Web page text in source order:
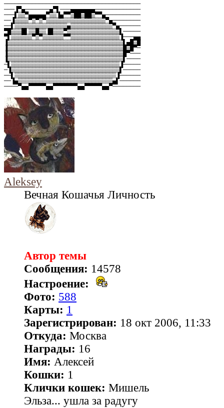
───────────────────────────────────────
───▐▀▄───────▄▀▌───▄▄▄▄▄▄▄─────────────
───▌▒▒▀▄▄▄▄▄▀▒▒▐▄▀▀▒██▒██▒▀▀▄──────────
──▐▒▒▒▒▀▒▀▒▀▒▒▒▒▒▒▒▒▒▒▒▒▒▒▒▒▒▀▄────────
──▌▒▒▒▒▒▒▒▒▒▒▒▒▒▒▒▄▒▒▒▒▒▒▒▒▒▒▒▒▀▄──────
▀█▒▒▒█▌▒▒█▒▒▐█▒▒▒▀▒▒▒▒▒▒▒▒▒▒▒▒▒▒▒▌─────
▀▌▒▒▒▒▒▒▀▒▀▒▒▒▒▒▒▀▀▒▒▒▒▒▒▒▒▒▒▒▒▒▒▐───▄▄
▐▒▒▒▒▒▒▒▒▒▒▒▒▒▒▒▒▒▒▒▒▒▒▒▒▒▒▒▒▒▒▒▒▒▌▄█▒█
▐▒▒▒▒▒▒▒▒▒▒▒▒▒▒▒▒▒▒▒▒▒▒▒▒▒▒▒▒▒▒▒▒▒█▒█▀─
▐▒▒▒▒▒▒▒▒▒▒▒▒▒▒▒▒▒▒▒▒▒▒▒▒▒▒▒▒▒▒▒▒▒█▀───
▐▒▒▒▒▒▒▒▒▒▒▒▒▒▒▒▒▒▒▒▒▒▒▒▒▒▒▒▒▒▒▒▒▒▌────
─▌▒▒▒▒▒▒▒▒▒▒▒▒▒▒▒▒▒▒▒▒▒▒▒▒▒▒▒▒▒▒▒▐─────
─▐▒▒▒▒▒▒▒▒▒▒▒▒▒▒▒▒▒▒▒▒▒▒▒▒▒▒▒▒▒▒▒▌─────
──▌▒▒▒▒▒▒▒▒▒▒▒▒▒▒▒▒▒▒▒▒▒▒▒▒▒▒▒▒▒▐──────
──▐▄▒▒▒▒▒▒▒▒▒▒▒▒▒▒▒▒▒▒▒▒▒▒▒▒▒▒▒▄▌──────
────▀▄▄▀▀▀▀▀▄▄▀▀▀▀▀▀▀▄▄▀▀▀▀▀▄▄▀────────
Aleksey
Вечная Кошачья Личность
Автор темы
Сообщения: 14578
Настроение:
Фото: 588
Карты: 1
Зарегистрирован: 18 окт 2006, 11:33
Откуда: Москва
Награды: 16
Имя: Алексей
Кошки: 1
Клички кошек: Мишель
Эльза... ушла за радугу